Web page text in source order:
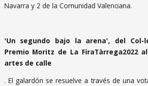
Navarra y 2 de la Comunidad Valenciana.
'Un segundo bajo la arena', del Col-
Premio Moritz de La FiraTàrrega2022
artes de calle
. El galardón se resuelve a través de una